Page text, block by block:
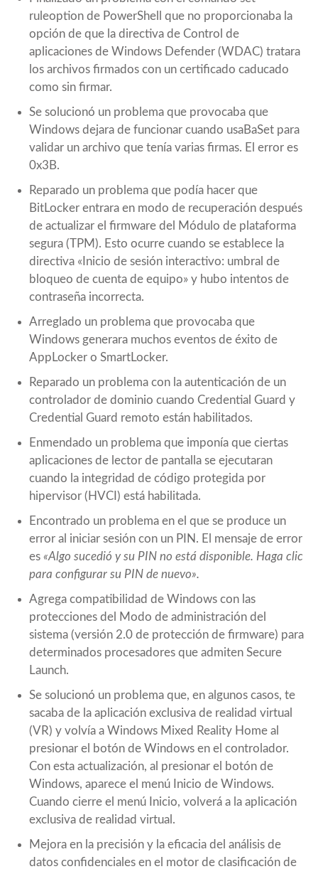
ruleoption de PowerShell que no proporcionaba la
opción de que la directiva de Control de
aplicaciones de Windows Defender (WDAC) tratara
los archivos firmados con un certificado caducado
como sin firmar.
Se solucionó un problema que provocaba que
Windows dejara de funcionar cuando usaBaSet para
validar un archivo que tenía varias firmas. El error es
0x3B.
Reparado un problema que podía hacer que
BitLocker entrara en modo de recuperación después
de actualizar el firmware del Módulo de plataforma
segura (TPM). Esto ocurre cuando se establece la
directiva «Inicio de sesión interactivo: umbral de
bloqueo de cuenta de equipo» y hubo intentos de
contraseña incorrecta.
Arreglado un problema que provocaba que
Windows generara muchos eventos de éxito de
AppLocker o SmartLocker.
Reparado un problema con la autenticación de un
controlador de dominio cuando Credential Guard y
Credential Guard remoto están habilitados.
Enmendado un problema que imponía que ciertas
aplicaciones de lector de pantalla se ejecutaran
cuando la integridad de código protegida por
hipervisor (HVCI) está habilitada.
Encontrado un problema en el que se produce un
error al iniciar sesión con un PIN. El mensaje de error
es «Algo sucedió y su PIN no está disponible. Haga clic
para configurar su PIN de nuevo».
Agrega compatibilidad de Windows con las
protecciones del Modo de administración del
sistema (versión 2.0 de protección de firmware) para
determinados procesadores que admiten Secure
Launch.
Se solucionó un problema que, en algunos casos, te
sacaba de la aplicación exclusiva de realidad virtual
(VR) y volvía a Windows Mixed Reality Home al
presionar el botón de Windows en el controlador.
Con esta actualización, al presionar el botón de
Windows, aparece el menú Inicio de Windows.
Cuando cierre el menú Inicio, volverá a la aplicación
exclusiva de realidad virtual.
Mejora en la precisión y la eficacia del análisis de
datos confidenciales en el motor de clasificación de